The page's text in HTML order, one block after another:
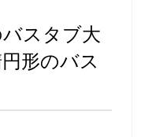
スタブ大
形のバス